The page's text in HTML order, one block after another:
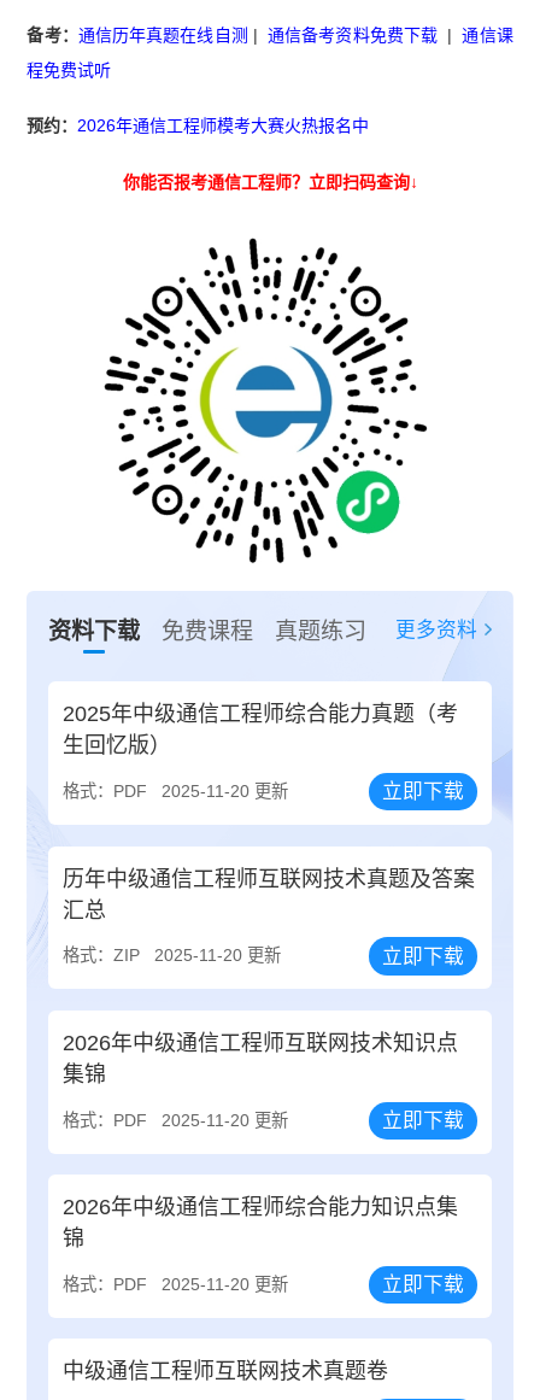
备考： 通信历年真题在线自测 |通信备考资料免费下载 |通信课
程免费试听
预约：2026年通信工程师模考大赛火热报名中
你能否报考通信工程师？立即扫码查询↓
资料下载 免费课程 真题练习 更多资料
2025年中级通信工程师综合能力真题（考
生回忆版）
格式：PDF 2025-11-20 更新 立即下载
历年中级通信工程师互联网技术真题及答案
汇总
格式：ZIP 2025-11-20 更新 立即下载
2026年中级通信工程师互联网技术知识点
集锦
格式：PDF 2025-11-20 更新 立即下载
2026年中级通信工程师综合能力知识点集
锦
格式：PDF 2025-11-20 更新 立即下载
中级通信工程师互联网技术真题卷